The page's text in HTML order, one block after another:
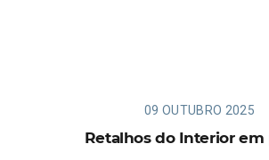
09 OUTUBRO 2025
Retalhos do Interior em